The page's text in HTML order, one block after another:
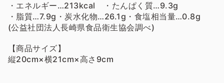
・エネルギー…213kcal ・たんぱく質…9.3g
・脂質…7.9g・炭水化物…26.1g・食塩相当量…0.8g
(公益社団法人長崎県食品衛生協会調べ)
【商品サイズ】
縦20cm×横21cm×高さ9cm